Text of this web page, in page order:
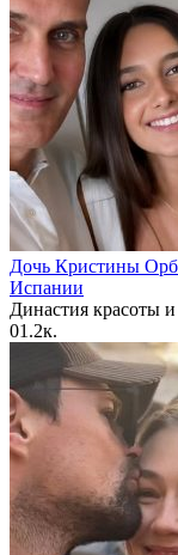
Дочь Кристины
Испании
Династия красоты
01.2к.